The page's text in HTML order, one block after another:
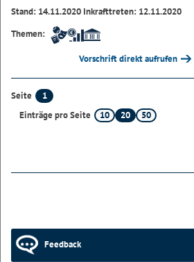
Stand: 14.11.2020 Inkrafttreten: 12.11.2020
Themen:
Vorschrift direkt aufrufen
Seite
1
Einträge pro Seite
10 20 50
Feedback